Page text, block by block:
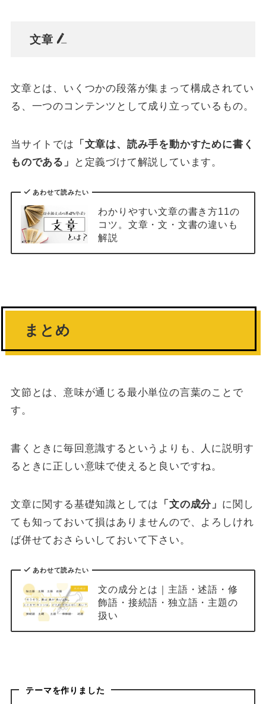
文章
文章とは、いくつかの段落が集まって構成されてい
る、一つのコンテンツとして成り立っているもの。
当サイトでは 「文章は、読み手を動かすために書く
ものである」
と定義づけて解説しています。
あわせて読みたい
わかりやすい文章の書き方11の
コツ。文章・文・文書の違いも
解説
まとめ
文節とは、意味が通じる最小単位の言葉のことで
す。
書くときに毎回意識するというよりも、人に説明す
るときに正しい意味で使えると良いですね。
文章に関する基礎知識としては 「文の成分」 に関し
ても知っておいて損はありませんので、よろしけれ
ば併せておさらいしておいて下さい。
あわせて読みたい
文の成分とは｜主語・述語・修
飾語・接続語・独立語・主題の
扱い
テーマを作りました